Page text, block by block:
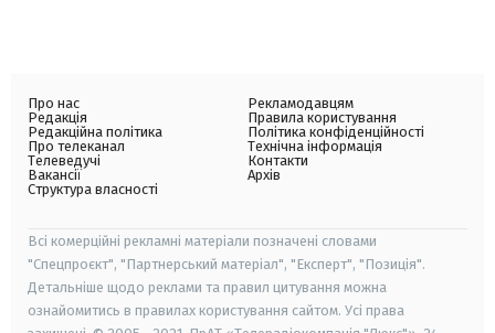
Про нас
Редакція
Редакційна політика
Про телеканал
Телеведучі
Вакансії
Структура власності
Рекламодавцям
Правила користування
Політика конфіденційності
Технічна інформація
Контакти
Архів
Всі комерційні рекламні матеріали позначені словами
"Спецпроєкт", "Партнерський матеріал", "Експерт", "Позиція".
Детальніше щодо реклами та правил цитування можна
ознайомитись в правилах користування сайтом. Усі права